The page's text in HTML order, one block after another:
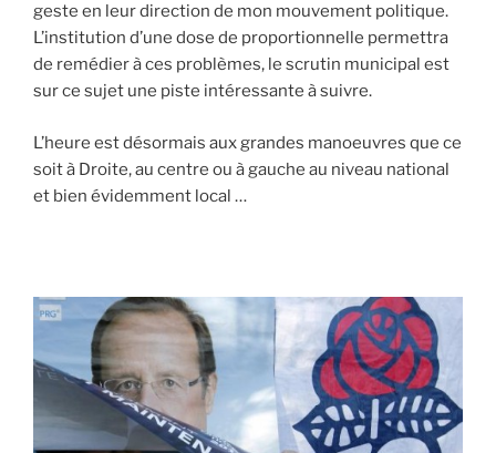
geste en leur direction de mon mouvement politique.
L’institution d’une dose de proportionnelle permettra
de remédier à ces problèmes, le scrutin municipal est
sur ce sujet une piste intéressante à suivre.
L’heure est désormais aux grandes manoeuvres que ce
soit à Droite, au centre ou à gauche au niveau national
et bien évidemment local …